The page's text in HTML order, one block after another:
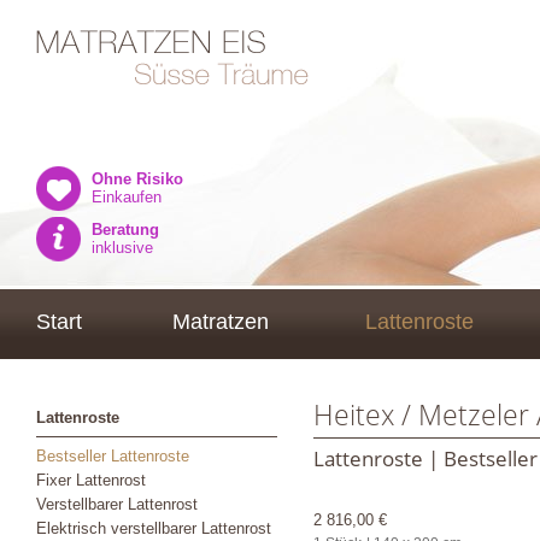
Ohne Risiko
Einkaufen
Beratung
inklusive
Start Matratzen Lattenroste
Lattenroste
Bestseller Lattenroste
Fixer Lattenrost
Verstellbarer Lattenrost
Elektrisch verstellbarer Lattenrost
Heitex /
Lattenroste |
2 816,00 €